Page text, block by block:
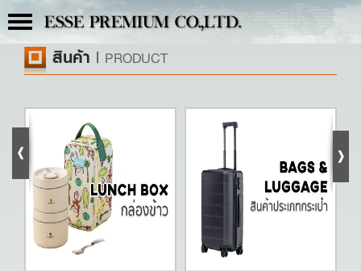
Toggle
navigation
ESSE PREMIUM CO.,LTD.
สินค้า | PRODUCT